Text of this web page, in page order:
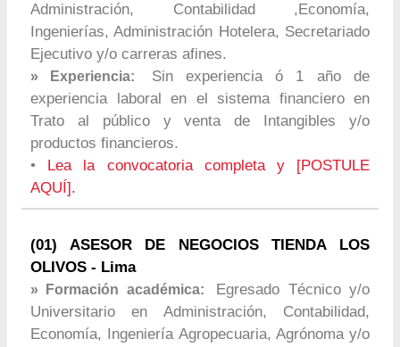
Administración, Contabilidad ,Economía,
Ingenierías, Administración Hotelera, Secretariado
Ejecutivo y/o carreras afines.
» Experiencia:
Sin experiencia ó 1 año de
experiencia laboral en el sistema financiero en
Trato al público y venta de Intangibles y/o
productos financieros.
•
Lea la convocatoria completa y [POSTULE
AQUÍ].
(01) ASESOR DE NEGOCIOS TIENDA LOS
OLIVOS - Lima
» Formación académica:
Egresado Técnico y/o
Universitario en Administración, Contabilidad,
Economía, Ingeniería Agropecuaria, Agrónoma y/o